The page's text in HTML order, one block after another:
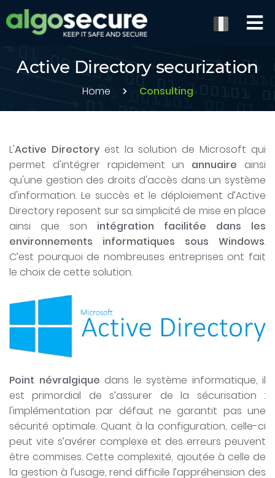
Active Directory securization
Home Consulting
L'Active Directory est la solution de Microsoft qui
permet d'intégrer rapidement un annuaire ainsi
qu'une gestion des droits d'accès dans un système
d'information. Le succès et le déploiement d’Active
Directory reposent sur sa simplicité de mise en place
ainsi que son intégration facilitée dans les
environnements informatiques sous Windows.
C’est pourquoi de nombreuses entreprises ont fait
le choix de cette solution.
Point névralgique dans le système informatique, il
est primordial de s’assurer de la sécurisation :
l'implémentation par défaut ne garantit pas une
sécurité optimale. Quant à la configuration, celle-ci
peut vite s’avérer complexe et des erreurs peuvent
être commises. Cette complexité, ajoutée à celle de
la gestion à l’usage, rend difficile l’appréhension des